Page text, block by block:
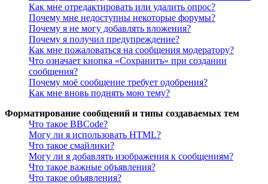
Как мне отредактировать или удалить опрос?
Почему мне недоступны некоторые форумы?
Почему я не могу добавлять вложения?
Почему я получил предупреждение?
Как мне пожаловаться на сообщения модератору?
Что означает кнопка «Сохранить» при создании
сообщения?
Почему моё сообщение требует одобрения?
Как мне вновь поднять мою тему?
Форматирование сообщений и типы создаваемых тем
Что такое BBCode?
Могу ли я использовать HTML?
Что такое смайлики?
Могу ли я добавлять изображения к сообщениям?
Что такое важные объявления?
Что такое объявления?